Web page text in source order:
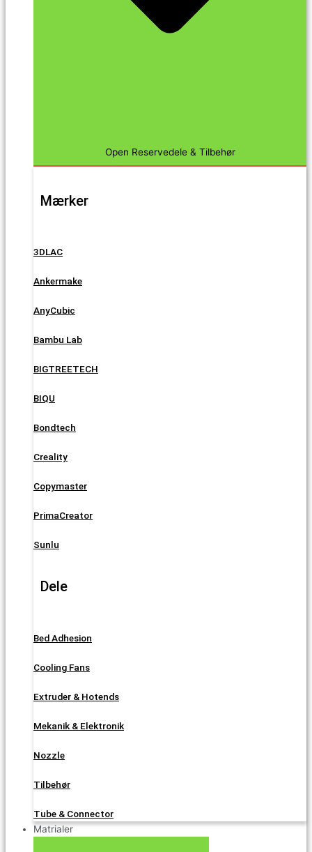
Open Reservedele & Tilbehør
Mærker
3DLAC
Ankermake
AnyCubic
Bambu Lab
BIGTREETECH
BIQU
Bondtech
Creality
Copymaster
PrimaCreator
Sunlu
Dele
Bed Adhesion
Cooling Fans
Extruder & Hotends
Mekanik & Elektronik
Nozzle
Tilbehør
Tube & Connector
Matrialer